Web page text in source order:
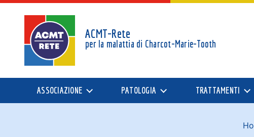
ACMT-Rete
per la malattia di Charcot-Marie-Tooth
ASSOCIAZIONE PATOLOGIA TRATTAMENTI